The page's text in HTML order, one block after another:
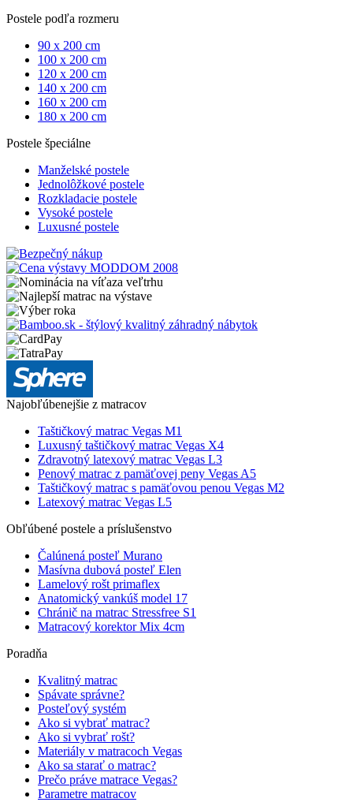
Postele podľa rozmeru
90 x 200 cm
100 x 200 cm
120 x 200 cm
140 x 200 cm
160 x 200 cm
180 x 200 cm
Postele špeciálne
Manželské postele
Jednolôžkové postele
Rozkladacie postele
Vysoké postele
Luxusné postele
Najobľúbenejšie z matracov
Taštičkový matrac Vegas M1
Luxusný taštičkový matrac Vegas X4
Zdravotný latexový matrac Vegas L3
Penový matrac z pamäťovej peny Vegas A5
Taštičkový matrac s pamäťovou penou Vegas M2
Latexový matrac Vegas L5
Obľúbené postele a príslušenstvo
Čalúnená posteľ Murano
Masívna dubová posteľ Elen
Lamelový rošt primaflex
Anatomický vankúš model 17
Chránič na matrac Stressfree S1
Matracový korektor Mix 4cm
Poradňa
Kvalitný matrac
Spávate správne?
Posteľový systém
Ako si vybrať matrac?
Ako si vybrať rošt?
Materiály v matracoch Vegas
Ako sa starať o matrac?
Prečo práve matrace Vegas?
Parametre matracov